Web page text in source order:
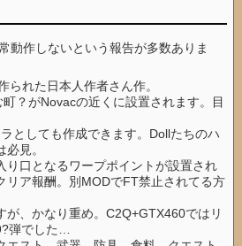
動作しないという報告が多数ありま
られた日本人作者さん作。
？がNovacの近くに設置されます。目
としても作成できます。Dollたちのハ
見。
り口となるワープポイントが設置され
リア報酬。別MODでFT禁止されてる方
が、かなり重め。C2Q+GTX460ではリ
弾でした…